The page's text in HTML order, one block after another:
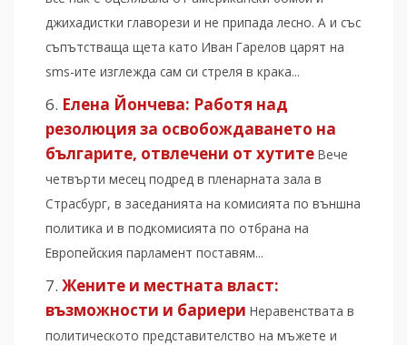
джихадистки главорези и не припада лесно. А и със
съпътстваща щета като Иван Гарелов царят на
sms-ите изглежда сам си стреля в крака...
Елена Йончева: Работя над
резолюция за освобождаването на
българите, отвлечени от хутите Вече
четвърти месец подред в пленарната зала в
Страсбург, в заседанията на комисията по външна
политика и в подкомисията по отбрана на
Европейския парламент поставям...
Жените и местната власт:
възможности и бариери Неравенствата в
политическото представителство на мъжете и